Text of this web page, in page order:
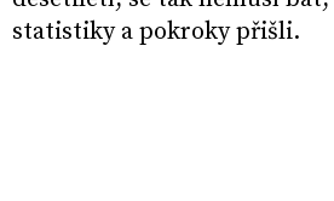
statistiky a pokroky přišli.